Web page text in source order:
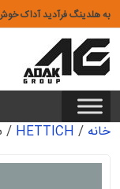
Skip
to
content
به هلدینگ فرآدید آداک
خانه /
HETTICH
/